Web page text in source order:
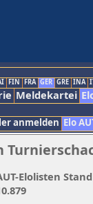
FIN FRA GER GRE INA
Meldekartei
anmelden Elo
Elolisten